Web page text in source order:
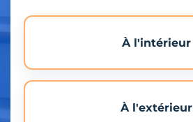
À l'intérieur
À l'extérieur